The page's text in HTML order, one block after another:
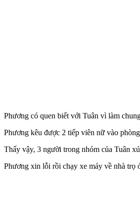
Phương có quen biết với Tuân vì làm
Phương kêu được 2 tiế‌p viê‌n nữ vào
Thấy vậy, 3 người trong nhóm của Tuân
Phương xin lỗi rồi chạy xe máy về nhà trọ